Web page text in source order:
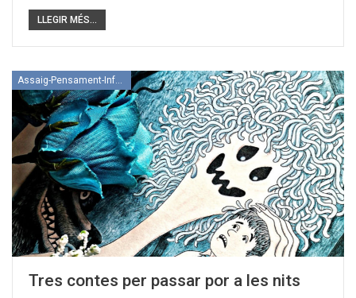
LLEGIR MÉS...
Assaig-Pensament-Informació
Tres contes per passar por a les nits